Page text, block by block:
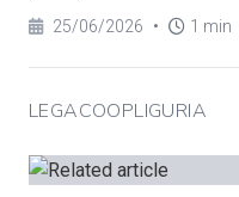
25/06/2026 • 1 min
LEGACOOPLIGURIA